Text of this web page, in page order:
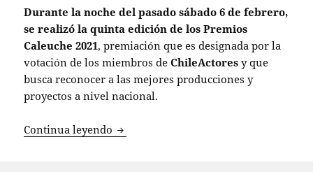
Durante la noche del pasado sábado 6 de febrero,
se realizó la quinta edición de los Premios
Caleuche 2021, premiación que es designada por la
votación de los miembros deChileActores y que
busca reconocer a las mejores producciones y
proyectos a nivel nacional.
Continua leyendo Estos son los ganadores de los Premios